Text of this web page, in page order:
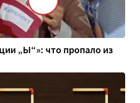
„Ы“»: что пропало из